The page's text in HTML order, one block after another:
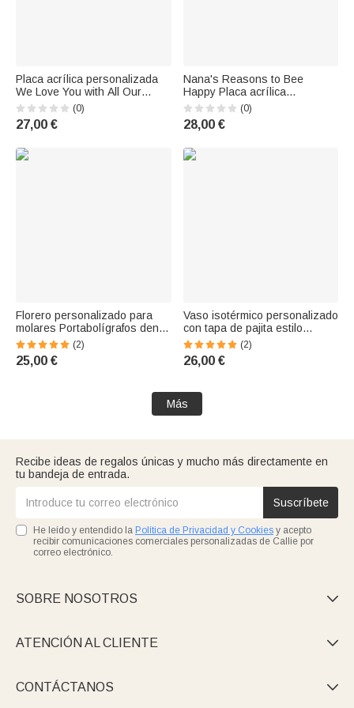
Placa acrílica personalizada
We Love You with All Our
Hearts Mariposa con nombre y
texto grabados Regalo de
cumpleaños del Día de la
(0)
27,00 €
Nana's Reasons to Bee
Happy Placa acrílica
personalizada en forma de
corazón con 2-15 nombres
Día de la Madre Cumpleaños
(0)
28,00 €
Florero personalizado para
molares Portabolígrafos dental
Decoración de escritorio con
título y nombre Regalo de
graduación para dentista
(2)
25,00 €
Vaso isotérmico personalizado
con tapa de pajita estilo
crayón 20oz 30oz Regalo de
agradecimiento para un
profesor
(2)
26,00 €
Más
Recibe ideas de regalos únicas y mucho más directamente en
tu bandeja de entrada.
Suscríbete
He leído y entendido la Política de Privacidad y Cookies y acepto
recibir comunicaciones comerciales personalizadas de Callie por
correo electrónico.
SOBRE NOSOTROS 
ATENCIÓN AL CLIENTE 
CONTÁCTANOS 